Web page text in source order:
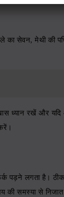
का सेवन, मेथी की
ध्यान रखें और
पड़ने लगता है।
की समस्या से